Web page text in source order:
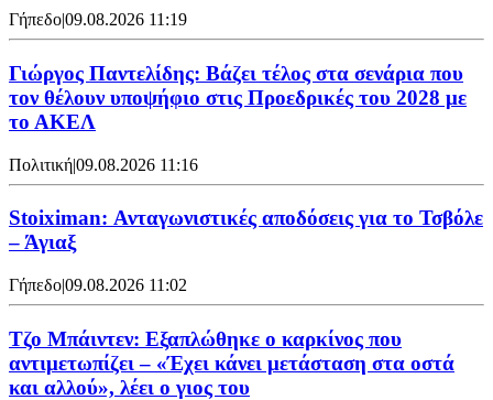
Γήπεδο|09.08.2026 11:19
Γιώργος Παντελίδης: Βάζει τέλος στα σενάρια που
τον θέλουν υποψήφιο στις Προεδρικές του 2028 με
το ΑΚΕΛ
Πολιτική|09.08.2026 11:16
Stoiximan: Ανταγωνιστικές αποδόσεις για το Τσβόλε
– Άγιαξ
Γήπεδο|09.08.2026 11:02
Τζο Μπάιντεν: Εξαπλώθηκε ο καρκίνος που
αντιμετωπίζει – «Έχει κάνει μετάσταση στα οστά
και αλλού», λέει ο γιος του